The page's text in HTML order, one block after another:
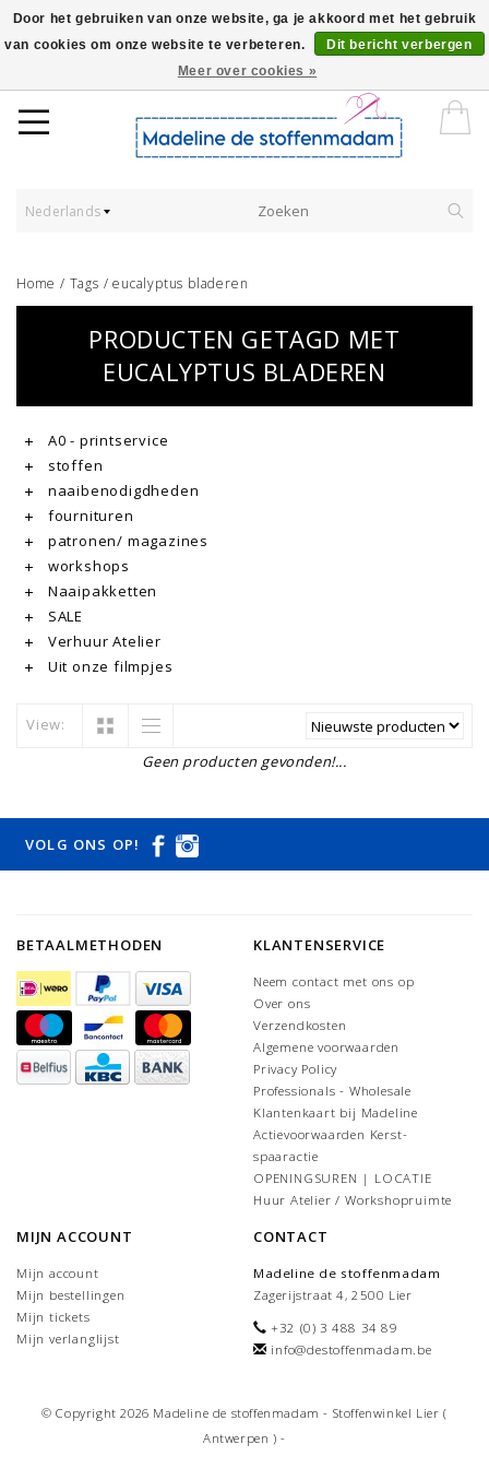
Worldwide Shipping - Onze stoffen worden verkocht per 10 cm.
Nederlands
Home / Tags /eucalyptus bladeren
PRODUCTEN GETAGD MET
EUCALYPTUS BLADEREN
A0 - printservice
stoffen
naaibenodigdheden
fournituren
patronen/ magazines
workshops
Naaipakketten
SALE
Verhuur Atelier
Uit onze filmpjes
View:
Geen producten gevonden!...
VOLG ONS OP!
BETAALMETHODEN KLANTENSERVICE
Neem contact met ons op
Over ons
Verzendkosten
Algemene voorwaarden
Privacy Policy
Professionals - Wholesale
Klantenkaart bij Madeline
Actievoorwaarden Kerst-
spaaractie
OPENINGSUREN | LOCATIE
Huur Atelier / Workshopruimte
MIJN ACCOUNT
Mijn account
Mijn bestellingen
Mijn tickets
Mijn verlanglijst
CONTACT
Madeline de stoffenmadam
Zagerijstraat 4, 2500 Lier
+32 (0) 3 488 34 89
info@destoffenmadam.be
© Copyright 2026 Madeline de stoffenmadam - Stoffenwinkel Lier (
Antwerpen ) -
Door het gebruiken van onze website, ga je akkoord met het gebruik
van cookies om onze website te verbeteren.
Dit bericht verbergen
Meer over cookies »